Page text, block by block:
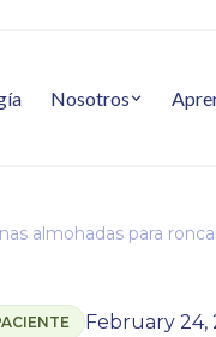
Nosotros
almohadas para
February 24,